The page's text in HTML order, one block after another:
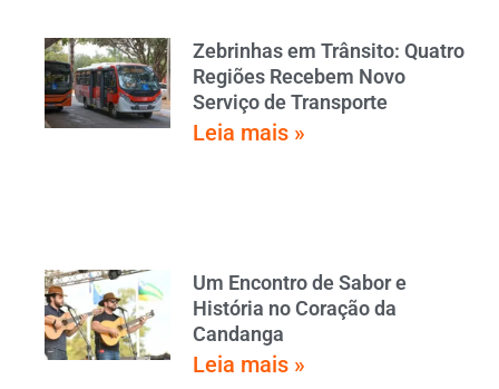
Zebrinhas em Trânsito: Quatro
Regiões Recebem Novo
Serviço de Transporte
Leia mais »
Um Encontro de Sabor e
História no Coração da
Candanga
Leia mais »